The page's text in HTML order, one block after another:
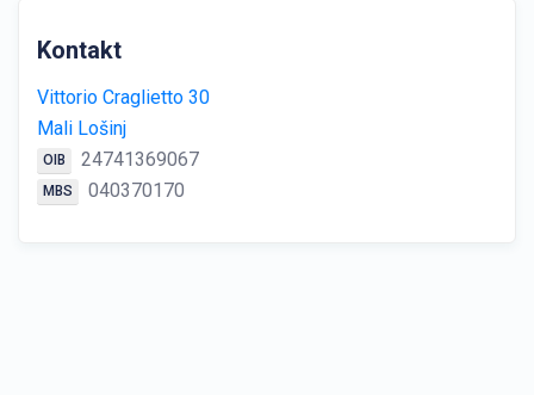
Kontakt
Vittorio Craglietto 30
Mali Lošinj
OIB 24741369067
MBS 040370170